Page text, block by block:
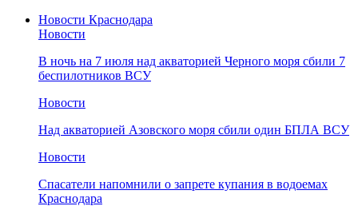
Новости Краснодара
Новости
В ночь на 7 июля над акваторией Черного моря сбили 7
беспилотников ВСУ
Новости
Над акваторией Азовского моря сбили один БПЛА ВСУ
Новости
Спасатели напомнили о запрете купания в водоемах
Краснодара